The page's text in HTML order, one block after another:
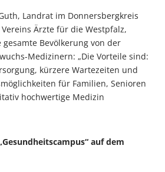
Landrat im Donnersbergkreis
Ärzte für die Westpfalz,
Bevölkerung von der
Medizinern: „Die Vorteile sind:
kürzere Wartezeiten und
für Familien, Senioren
hochwertige Medizin
auf dem